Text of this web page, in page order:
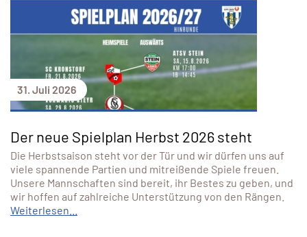
31. Juli 2026
Der neue Spielplan Herbst 2026 steht
Die Herbstsaison steht vor der Tür und wir dürfen uns auf
viele spannende Partien und mitreißende Spiele freuen.
Unsere Mannschaften sind bereit, ihr Bestes zu geben, und
wir hoffen auf zahlreiche Unterstützung von den Rängen.
Weiterlesen...